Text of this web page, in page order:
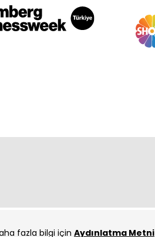
fazla bilgi için Aydınlatma Metni